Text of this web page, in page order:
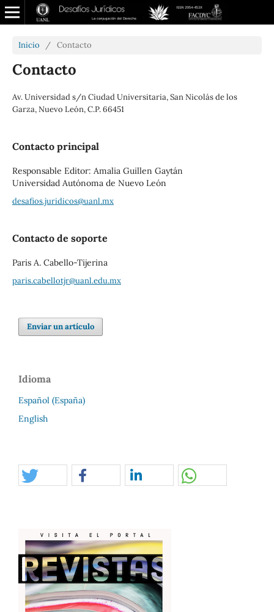
Inicio / Contacto
Contacto
Av. Universidad s/n Ciudad Universitaria, San Nicolás de los
Garza, Nuevo León, C.P. 66451
Contacto principal
Responsable Editor: Amalia Guillen Gaytán
Universidad Autónoma de Nuevo León
desafios.juridicos@uanl.mx
Contacto de soporte
Paris A. Cabello-Tijerina
paris.cabellotjr@uanl.edu.mx
Enviar un artículo
Idioma
Español (España)
English